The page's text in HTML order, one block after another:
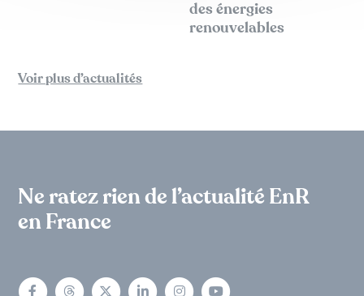
des énergies
renouvelables
Voir plus d’actualités
Ne ratez rien de l’actualité EnR
en France